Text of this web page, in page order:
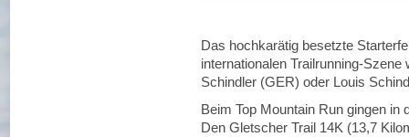
Das hochkarätig besetzte
internationalen Trailrunning-
Schindler (GER) oder Louis
Beim Top Mountain Run gingen in
Den Gletscher Trail 14K (13,7